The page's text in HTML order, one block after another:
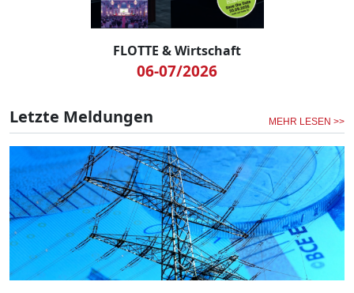
FLOTTE & Wirtschaft
06-07/2026
Letzte Meldungen MEHR LESEN >>